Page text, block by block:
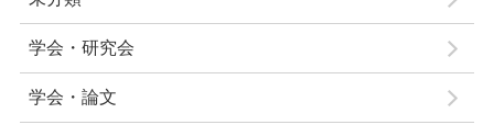
学会・研究会
学会・論文